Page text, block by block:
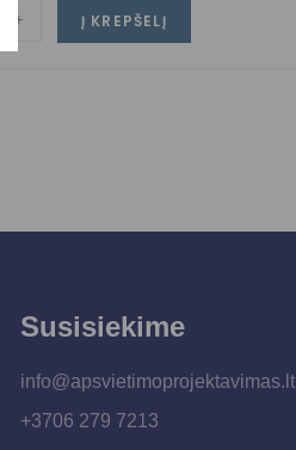
+ Į KREPŠELĮ
Susisiekime
info@apsvietimoprojektavimas.lt
+3706 279 7213